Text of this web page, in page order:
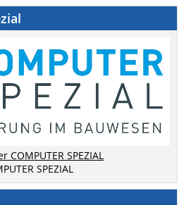
SPEZIAL
SPEZIAL